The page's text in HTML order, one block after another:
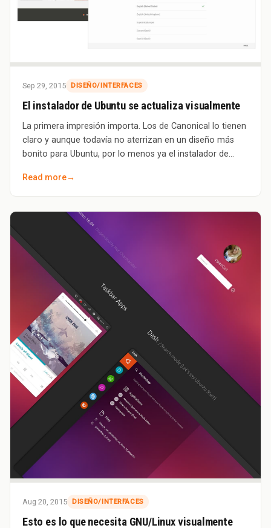
Sep 29, 2015 DISEÑO/INTERFACES
El instalador de Ubuntu se actualiza visualmente
La primera impresión importa. Los de Canonical lo tienen
claro y aunque todavía no aterrizan en un diseño más
bonito para Ubuntu, por lo menos ya el instalador de
Read more→
Aug 20, 2015 DISEÑO/INTERFACES
Esto es lo que necesita GNU/Linux visualmente